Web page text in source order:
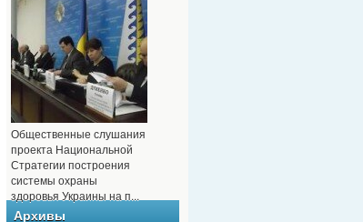
Общественные слушания
проекта Национальной
Стратегии построения
системы охраны
здоровья Украины на п...
Архивы